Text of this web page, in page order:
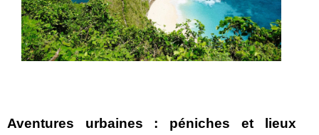
Aventures urbaines : péniches et lieux